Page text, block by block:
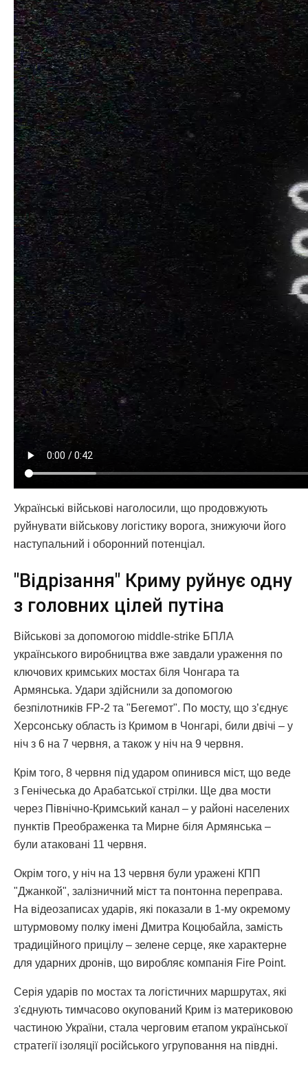
Українські військові наголосили, що продовжують
руйнувати військову логістику ворога, знижуючи його
наступальний і оборонний потенціал.
"Відрізання" Криму руйнує одну
з головних цілей путіна
Військові за допомогою middle-strike БПЛА
українського виробництва вже завдали ураження по
ключових кримських мостах біля Чонгара та
Армянська. Удари здійснили за допомогою
безпілотників FP-2 та "Бегемот". По мосту, що з’єднує
Херсонську область із Кримом в Чонгарі, били двічі – у
ніч з 6 на 7 червня, а також у ніч на 9 червня.
Крім того, 8 червня під ударом опинився міст, що веде
з Генічеська до Арабатської стрілки. Ще два мости
через Північно-Кримський канал – у районі населених
пунктів Преображенка та Мирне біля Армянська –
були атаковані 11 червня.
Окрім того, у ніч на 13 червня були уражені КПП
"Джанкой", залізничний міст та понтонна переправа.
На відеозаписах ударів, які показали в 1-му окремому
штурмовому полку імені Дмитра Коцюбайла, замість
традиційного прицілу – зелене серце, яке характерне
для ударних дронів, що виробляє компанія Fire Point.
Серія ударів по мостах та логістичних маршрутах, які
з'єднують тимчасово окупований Крим із материковою
частиною України, стала черговим етапом української
стратегії ізоляції російського угруповання на півдні.